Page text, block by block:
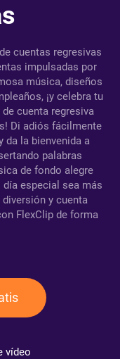
cuentas regresivas
impulsadas por
música, diseños
¡y celebra tu
cuenta regresiva
Di adiós fácilmente
da la bienvenida a
palabras
de fondo alegre
día especial sea más
diversión y cuenta
FlexClip de forma
vídeo